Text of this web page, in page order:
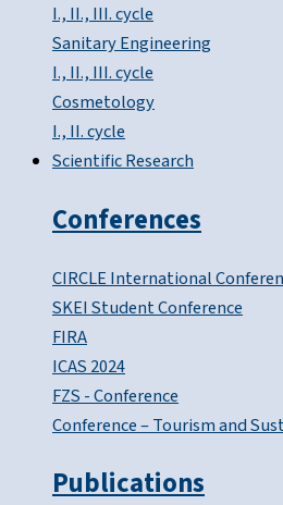
I., II., III. cycle
Sanitary Engineering
I., II., III. cycle
Cosmetology
I., II. cycle
Scientific Research
Conferences
CIRCLE International
SKEI Student Conference
FIRA
ICAS 2024
FZS - Conference
Conference – Tourism and
Publications